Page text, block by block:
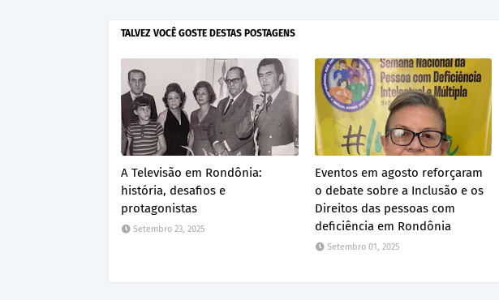
TALVEZ VOCÊ GOSTE DESTAS POSTAGENS
A Televisão em Rondônia:
história, desafios e
protagonistas
Setembro 23, 2025
Eventos em agosto reforçaram
o debate sobre a Inclusão e os
Direitos das pessoas com
deficiência em Rondônia
Setembro 01, 2025